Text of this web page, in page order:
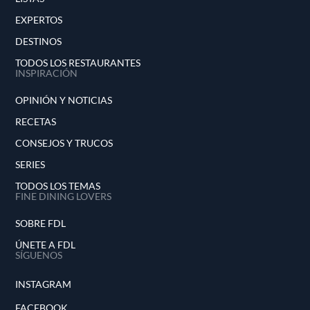
EXPERTOS
DESTINOS
TODOS LOS RESTAURANTES
INSPIRACIÓN
OPINIÓN Y NOTICIAS
RECETAS
CONSEJOS Y TRUCOS
SERIES
TODOS LOS TEMAS
FINE DINING LOVERS
SOBRE FDL
ÚNETE A FDL
SÍGUENOS
INSTAGRAM
FACEBOOK